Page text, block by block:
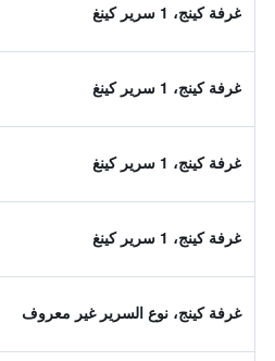
غرفة كينج، 1 سرير كينغ
غرفة كينج، 1 سرير كينغ
غرفة كينج، 1 سرير كينغ
غرفة كينج، 1 سرير كينغ
غرفة كينج، نوع السرير غير معروف